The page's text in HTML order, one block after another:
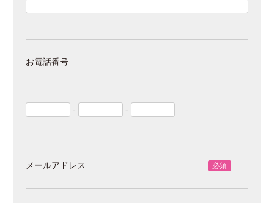
お電話番号
- -
メールアドレス 必須